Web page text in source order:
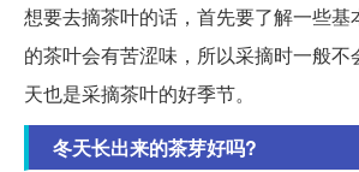
想要去摘茶叶的话，首先要了解一些基
的茶叶会有苦涩味，所以采摘时一般不
天也是采摘茶叶的好季节。
冬天长出来的茶芽好吗?